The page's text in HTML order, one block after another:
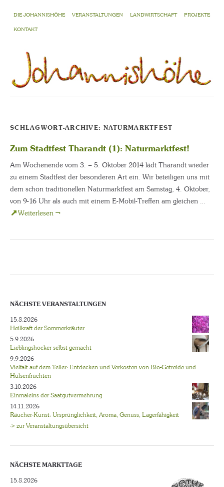
DIE JOHANNISHÖHE VERANSTALTUNGEN LANDWIRTSCHAFT PROJEKTE
KONTAKT
SCHLAGWORT-ARCHIVE: NATURMARKTFEST
Zum Stadtfest Tharandt (1): Naturmarktfest!
Am Wochenende vom 3. – 5. Oktober 2014 lädt Tharandt wieder
zu einem Stadtfest der besonderen Art ein. Wir beteiligen uns mit
dem schon traditionellen Naturmarktfest am Samstag, 4. Oktober,
von 9-16 Uhr als auch mit einem E-Mobil-Treffen am gleichen …
Weiterlesen →
NÄCHSTE VERANSTALTUNGEN
15.8.2026
Heilkraft der Sommerkräuter
5.9.2026
Lieblingshocker selbst gemacht
9.9.2026
Vielfalt auf dem Teller: Entdecken und Verkosten von Bio-Getreide und
Hülsenfrüchten
3.10.2026
Einmaleins der Saatgutvermehrung
14.11.2026
Räucher-Kunst: Ursprünglichkeit, Aroma, Genuss, Lagerfähigkeit
-> zur Veranstaltungsübersicht
NÄCHSTE MARKTTAGE
15.8.2026